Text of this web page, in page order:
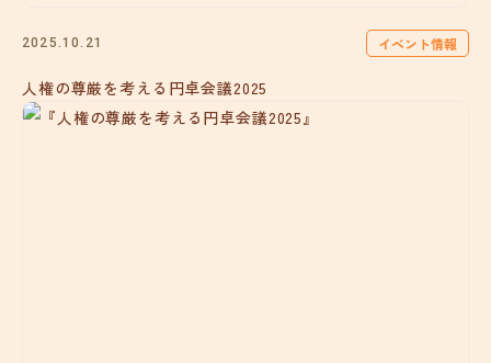
2025.10.21 イベント情報
人権の尊厳を考える円卓会議2025